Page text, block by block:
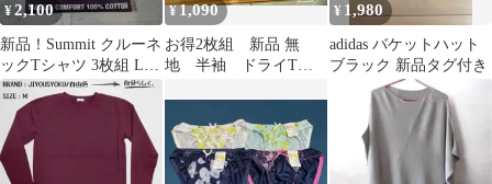
¥2,100
新品！Summit クルーネ
ックTシャツ 3枚組 Lサ
イズ ホワイト
¥1,090
お得2枚組 新品 無
地 半袖 ドライTシ
L 吸汗速乾UVカット
¥ 1,980
adidas バケットハット
ブラック 新品タグ付き